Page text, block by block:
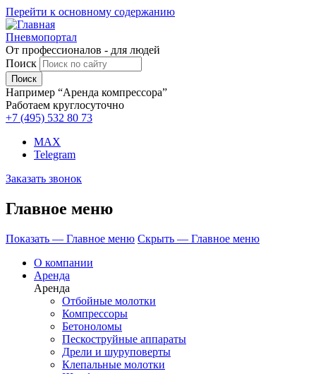
Перейти к основному содержанию
Пневмопортал
От профессионалов - для людей
Поиск
Например “Аренда компрессора”
Работаем круглосуточно
+7 (495) 532 80 73
MAX
Telegram
Заказать звонок
Главное меню
Показать — Главное меню Скрыть — Главное меню
О компании
Аренда
Аренда
Отбойные молотки
Компрессоры
Бетоноломы
Пескоструйные аппараты
Дрели и шуруповерты
Клепальные молотки